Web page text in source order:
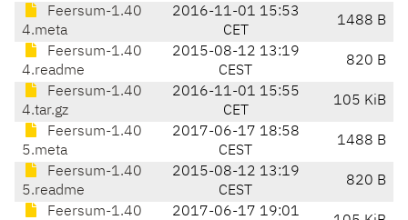
Feersum-1.40
4.meta
2016-11-01 15:53
CET
1488 B
Feersum-1.40
4.readme
2015-08-12 13:19
CEST
820 B
Feersum-1.40
4.tar.gz
2016-11-01 15:55
CET
105 KiB
Feersum-1.40
5.meta
2017-06-17 18:58
CEST
1488 B
Feersum-1.40
5.readme
2015-08-12 13:19
CEST
820 B
Feersum-1.40
2017-06-17 19:01